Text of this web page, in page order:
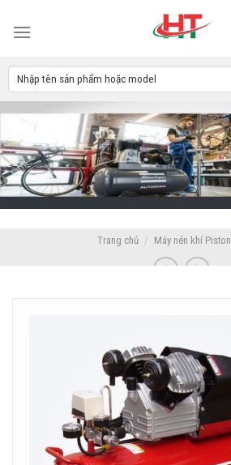
Trang chủ / Máy nén khí Piston